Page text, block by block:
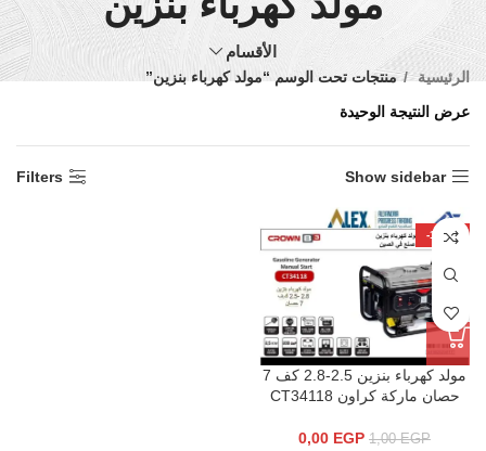
الأقسام
الرئيسية
منتجات تحت الوسم “مولد كهرباء بنزين”
عرض النتيجة الوحيدة
Show sidebar
Filters
-100%
مولد كهرباء بنزين 2.5-2.8 كف 7
حصان ماركة كراون CT34118
1,00EGP
0,00 EGP